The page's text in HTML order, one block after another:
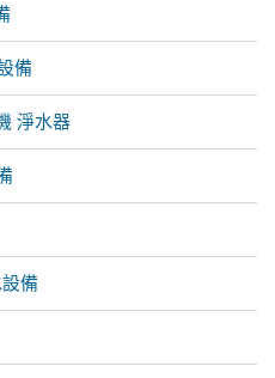
備
淨水器
備